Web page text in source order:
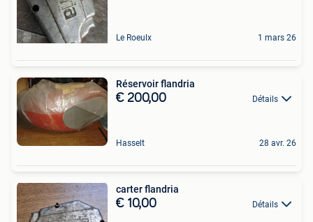
Le Roeulx 1 mars 26
Réservoir flandria
€ 200,00 Détails
Hasselt 28 avr. 26
carter flandria
€ 10,00 Détails